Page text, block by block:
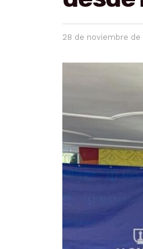
28 de noviembre de